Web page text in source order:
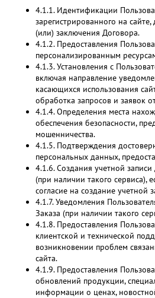
4.1.1. Идентификации
зарегистрированного на
(или) заключения Договора.
4.1.2. Предоставления
персонализированным
4.1.3. Установления с
включая направление
касающихся использования
обработка запросов и заявок
4.1.4. Определения места
обеспечения безопасности,
мошенничества.
4.1.5. Подтверждения
персональных данных,
4.1.6. Создания учетной
(при наличии такого сервиса),
согласие на создание учетной
4.1.7. Уведомления
Заказа (при наличии такого
4.1.8. Предоставления
клиентской и технической
возникновении проблем
сайта.
4.1.9. Предоставления
обновлений продукции,
информации о ценах,